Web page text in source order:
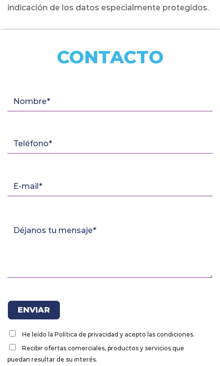
indicación de los datos especialmente protegidos.
CONTACTO
He leído la Política de privacidad y acepto las condiciones.
Recibir ofertas comerciales, productos y servicios que
puedan resultar de su interés.